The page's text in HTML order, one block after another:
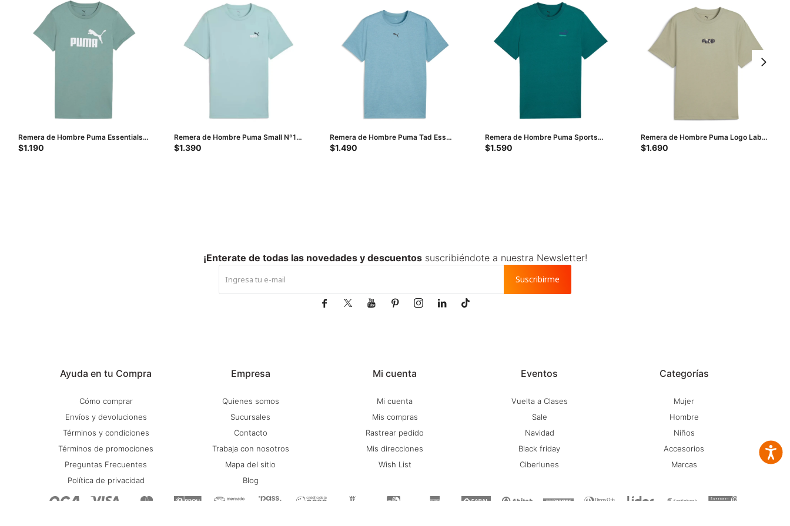
Remera de Hombre Puma Essentials
Logo - Verde
$1.190
Remera de Hombre Puma Small Nº1
Logo - Verde
$1.390
Remera de Hombre Puma Tad Ess
Heather Cat - Verde Claro
$1.490
Remera de Hombre Puma Sports
Graphic - Verde
$1.590
Remera de Hombre Puma Logo Lab
Relax - Verde
$1.690
Ayuda en tu Compra
Cómo comprar
Envíos y devoluciones
Términos y condiciones
Términos de promociones
Preguntas Frecuentes
Política de privacidad
Empresa
Quienes somos
Sucursales
Contacto
Trabaja con nosotros
Mapa del sitio
Blog
Mi cuenta
Mi cuenta
Mis compras
Rastrear pedido
Mis direcciones
Wish List
Eventos
Vuelta a Clases
Sale
Navidad
Black friday
Ciberlunes
Categorías
Mujer
Hombre
Niños
Accesorios
Marcas
¡Enterate de todas las novedades y descuentossuscribiéndote a nuestra Newsletter!
Suscribirme
      